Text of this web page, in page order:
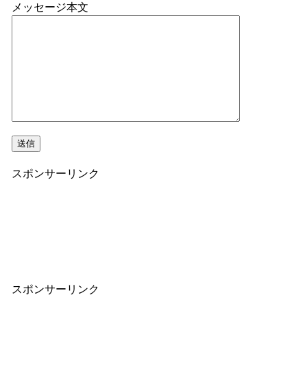
メッセージ本文
スポンサーリンク
スポンサーリンク